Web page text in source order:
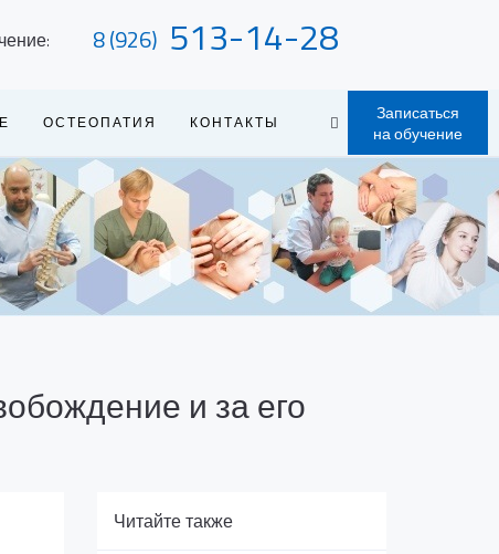
8 (926) 513-14-28
Записаться
на обучение
ОСТЕОПАТИЯ КОНТАКТЫ
и за его
Читайте также